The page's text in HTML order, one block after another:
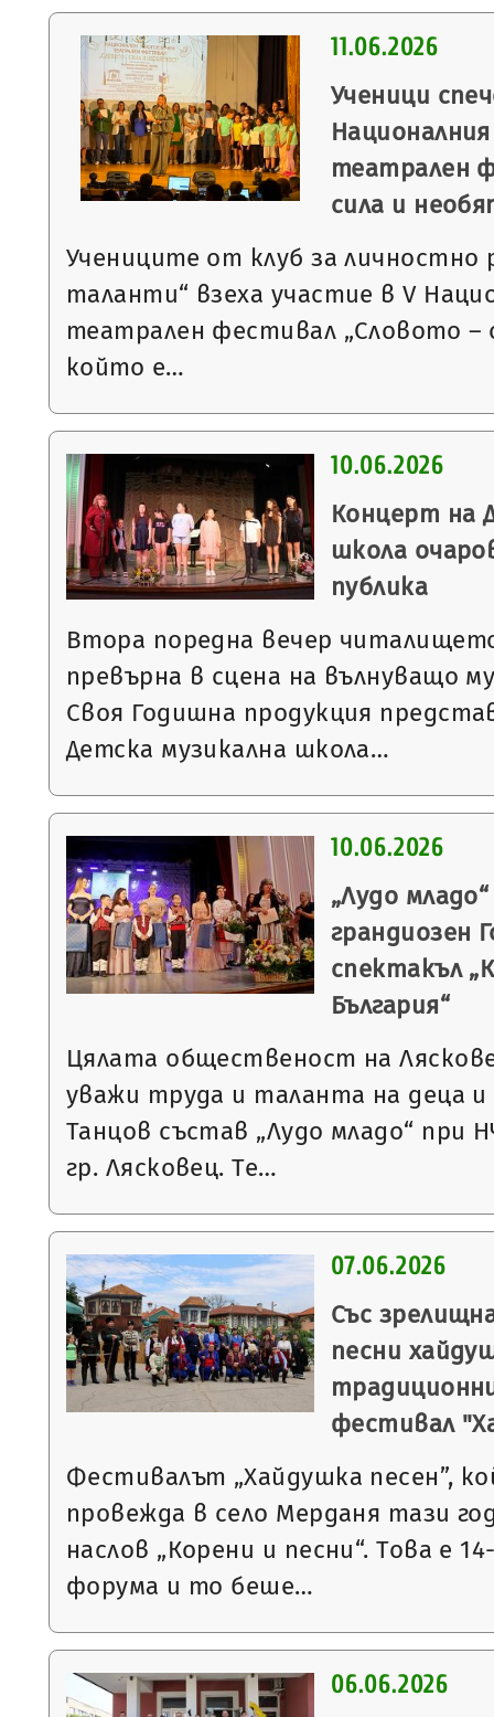
11.06.2026
Ученици
театрален
сила и
Учениците от клуб за личностно
таланти“ взеха участие в V
театрален фестивал „Словото –
който е…
10.06.2026
Концерт на
школа
публика
Втора поредна вечер
превърна в сцена на вълнуващо
Своя Годишна продукция
Детска музикална школа…
10.06.2026
„Лудо
грандиозен
спектакъл
България“
Цялата общественост на
уважи труда и таланта на деца
Танцов състав „Лудо младо“ при
гр. Лясковец. Те…
07.06.2026
Със
песни
фестивал
Фестивалът „Хайдушка песен”,
провежда в село Мерданя тази
наслов „Корени и песни“. Това е
форума и то беше…
06.06.2026